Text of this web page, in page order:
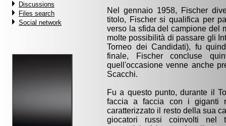
Discussions
Files search
Social network
Nel gennaio 1958, Fischer
titolo, Fischer si qualifica per
verso la sfida del campione del
molte possibilità di passare gli
Torneo dei Candidati), fu
finale, Fischer concluse
quell'occasione venne anche
Scacchi.
Fu a questo punto, durante il
faccia a faccia con i giganti
caratterizzato il resto della sua
giocatori russi coinvolti nel